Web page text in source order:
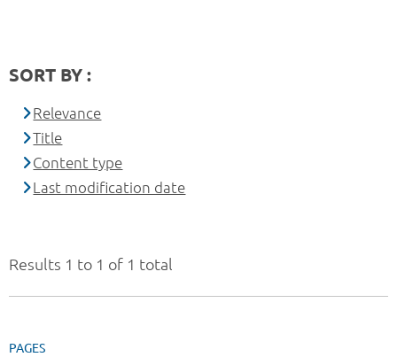
Results 1 to 1 of 1 total
PAGES
SORT BY :
Relevance
Title
Content type
Last modification date